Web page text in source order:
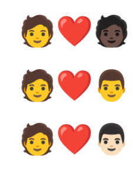
🧑‍❤️‍🧑🏿
🧑‍❤️‍👨
🧑‍❤️‍👨🏻